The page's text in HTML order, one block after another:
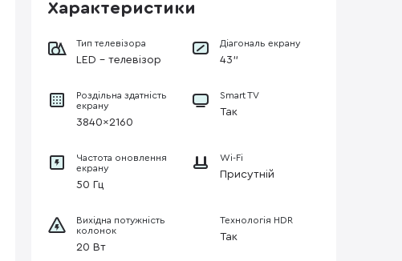
Характеристики
Тип телевізора
LED - телевізор
Діагональ екрану
43"
Роздільна здатність
екрану
3840×2160
Smart TV
Так
Частота оновлення
екрану
50 Гц
Wi-Fi
Присутній
Вихідна потужність
колонок
20 Вт
Технологія HDR
Так